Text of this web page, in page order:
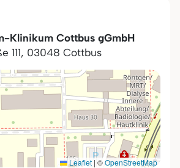
Klinikum Cottbus gGmbH
111, 03048 Cottbus
Leaflet | ©OpenStreetMap